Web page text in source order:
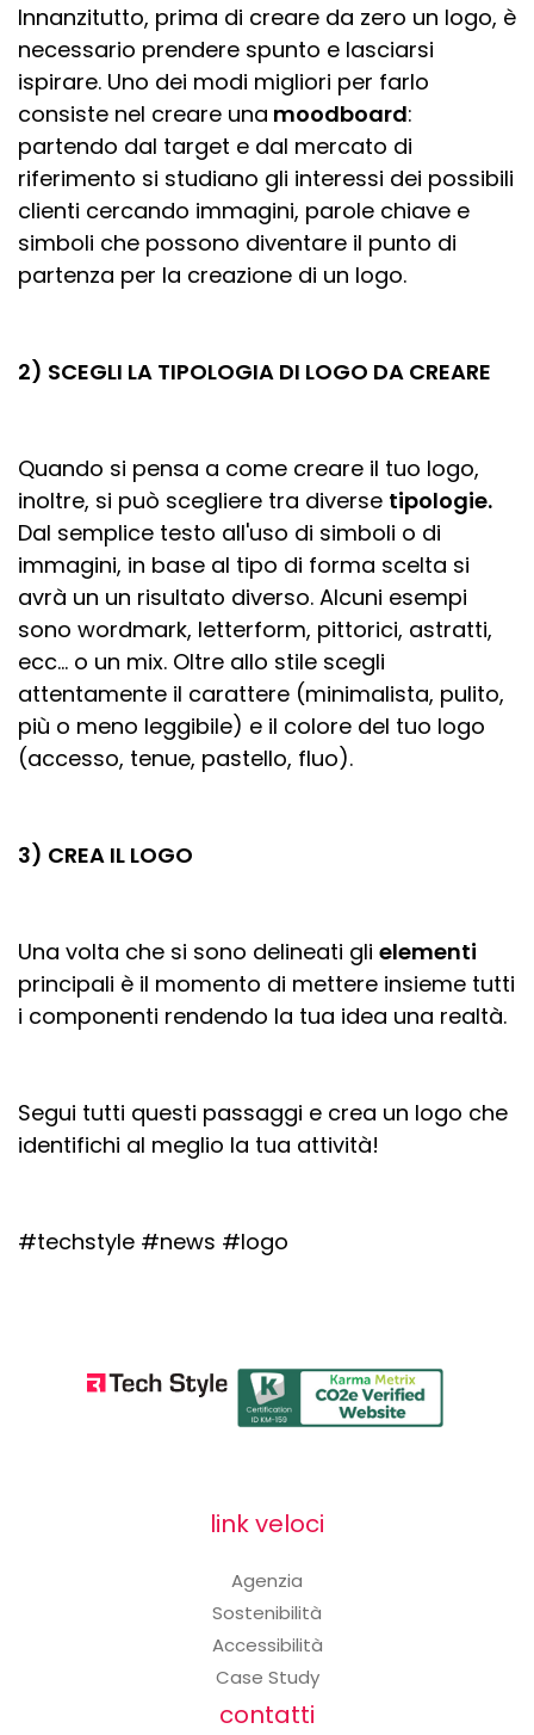
Innanzitutto, prima di creare da zero un logo, è
necessario prendere spunto e lasciarsi
ispirare. Uno dei modi migliori per farlo
consiste nel creare una moodboard:
partendo dal target e dal mercato di
riferimento si studiano gli interessi dei possibili
clienti cercando immagini, parole chiave e
simboli che possono diventare il punto di
partenza per la creazione di un logo.
2) SCEGLI LA TIPOLOGIA DI LOGO DA CREARE
Quando si pensa a come creare il tuo logo,
inoltre, si può scegliere tra diverse tipologie.
Dal semplice testo all'uso di simboli o di
immagini, in base al tipo di forma scelta si
avrà un un risultato diverso. Alcuni esempi
sono wordmark, letterform, pittorici, astratti,
ecc… o un mix. Oltre allo stile scegli
attentamente il carattere (minimalista, pulito,
più o meno leggibile) e il colore del tuo logo
(accesso, tenue, pastello, fluo).
3) CREA IL LOGO
Una volta che si sono delineati gli elementi
principali è il momento di mettere insieme tutti
i componenti rendendo la tua idea una realtà.
Segui tutti questi passaggi e crea un logo che
identifichi al meglio la tua attività!
#techstyle #news #logo
link veloci
Agenzia
Sostenibilità
Accessibilità
Case Study
contatti